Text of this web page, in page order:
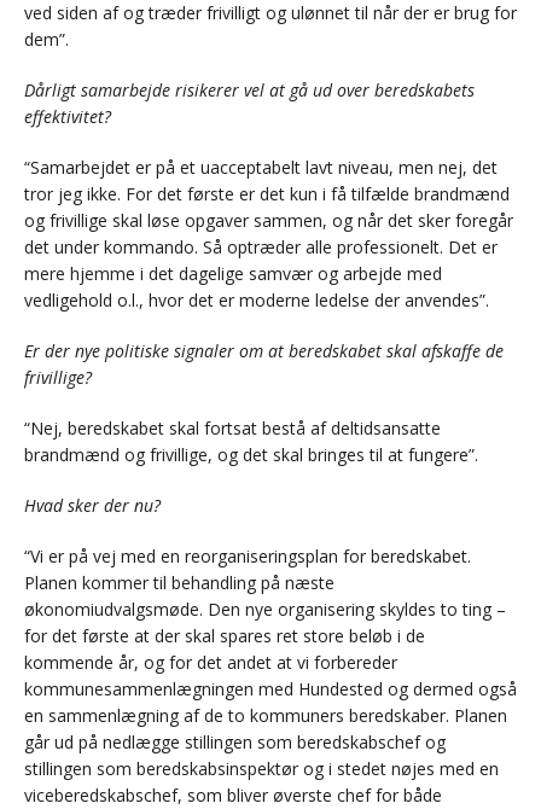
ved siden af og træder frivilligt og ulønnet til når der er brug for
dem”.
Dårligt samarbejde risikerer vel at gå ud over beredskabets
effektivitet?
“Samarbejdet er på et uacceptabelt lavt niveau, men nej, det
tror jeg ikke. For det første er det kun i få tilfælde brandmænd
og frivillige skal løse opgaver sammen, og når det sker foregår
det under kommando. Så optræder alle professionelt. Det er
mere hjemme i det dagelige samvær og arbejde med
vedligehold o.l., hvor det er moderne ledelse der anvendes”.
Er der nye politiske signaler om at beredskabet skal afskaffe de
frivillige?
“Nej, beredskabet skal fortsat bestå af deltidsansatte
brandmænd og frivillige, og det skal bringes til at fungere”.
Hvad sker der nu?
“Vi er på vej med en reorganiseringsplan for beredskabet.
Planen kommer til behandling på næste
økonomiudvalgsmøde. Den nye organisering skyldes to ting –
for det første at der skal spares ret store beløb i de
kommende år, og for det andet at vi forbereder
kommunesammenlægningen med Hundested og dermed også
en sammenlægning af de to kommuners beredskaber. Planen
går ud på nedlægge stillingen som beredskabschef og
stillingen som beredskabsinspektør og i stedet nøjes med en
viceberedskabschef, som bliver øverste chef for både